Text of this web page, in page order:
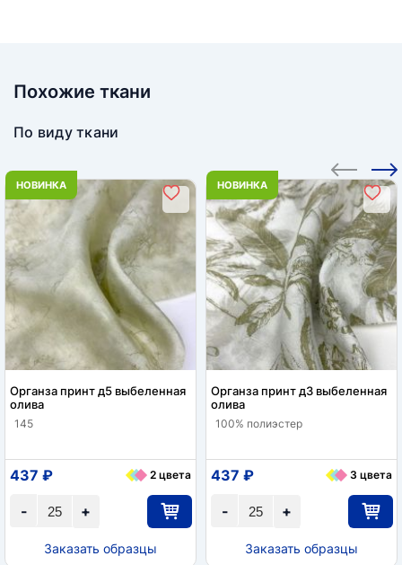
Похожие ткани
По виду ткани
НОВИНКА
Органза принт д5 выбеленная
олива
145
+
-
437 ₽ 2 цвета
Заказать образцы
НОВИНКА
Органза принт д3 выбеленная
олива
100% полиэстер
+
-
437 ₽ 3 цвета
Заказать образцы